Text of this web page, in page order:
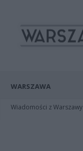
WARSZAWA
Wiadomości z Warszawy